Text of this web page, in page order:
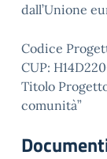
dall’Unione
Codice
CUP:
Titolo
comunità”